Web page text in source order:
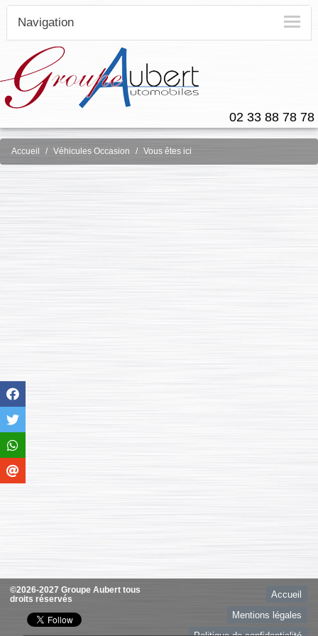
02 33 88 78 78
Navigation
Accueil Véhicules Occasion Vous êtes ici
©2026-2027 Groupe Aubert tous
droits réservés
Accueil
Mentions légales